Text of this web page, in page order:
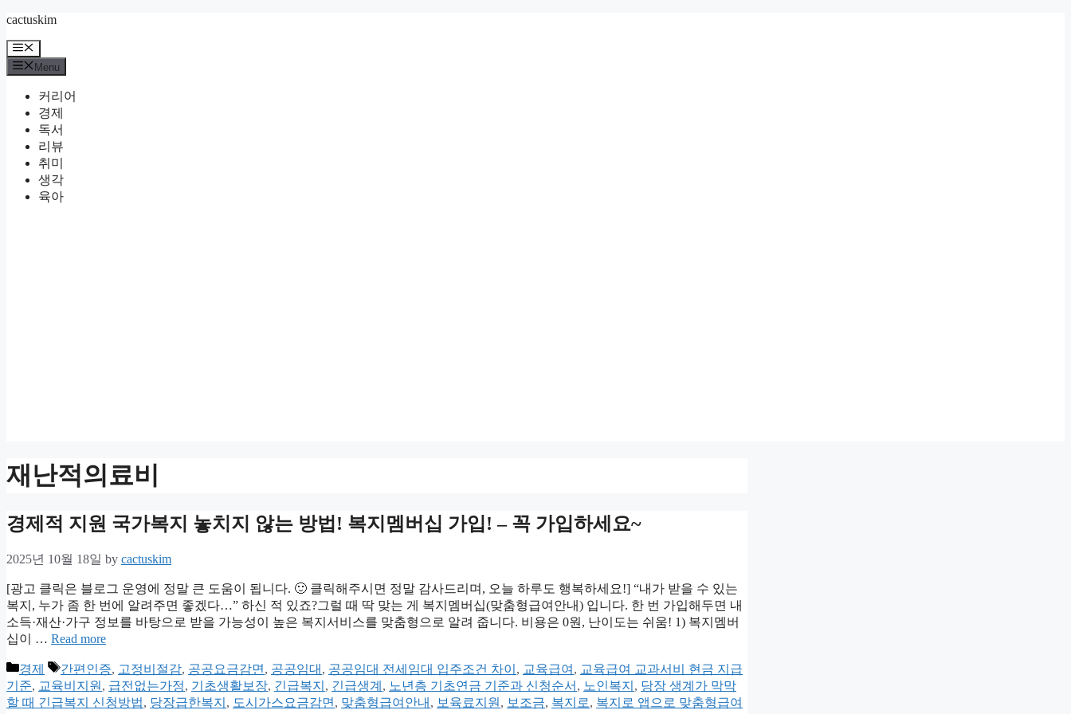
Skip
content
cactuskim
Menu
Menu
커리어
경제
독서
리뷰
취미
생각
육아
재난적의료비
경제적 지원 국가복지 놓치지 않는 방법! 복지멤버십 가입! – 꼭 가입하세요~
2025년 10월 18일 by cactuskim
[광고 클릭은 블로그 운영에 정말 큰 도움이 됩니다. 🙂 클릭해주시면 정말 감사드리며, 오늘 하루도 행복하세요!] “내가 받을 수 있는
복지, 누가 좀 한 번에 알려주면 좋겠다…” 하신 적 있죠?그럴 때 딱 맞는 게 복지멤버십(맞춤형급여안내) 입니다. 한 번 가입해두면 내
소득·재산·가구 정보를 바탕으로 받을 가능성이 높은 복지서비스를 맞춤형으로 알려 줍니다. 비용은 0원, 난이도는 쉬움! 1) 복지멤버
십이 … Read more
Categories
경제 Tags
간편인증, 고정비절감, 공공요금감면, 공공임대 , 공공임대 전세임대 입주조건 차이 , 교육급여 , 교육급여 교과서비 현금 지급
기준, 교육비지원, 급전없는가정, 기초생활보장, 긴급복지 , 긴급생계 , 노년층 기초연금 기준과 신청순서 , 노인복지 , 당장 생계가 막막
할 때 긴급복지 신청방법, 당장급한복지 , 도시가스요금감면, 맞춤형급여안내 , 보육료지원, 보조금, 복지로, 복지로 앱으로 맞춤형급여